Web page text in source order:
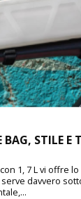
STILE E
1, 7 L vi offre
davvero